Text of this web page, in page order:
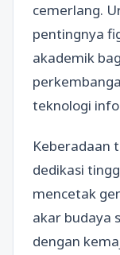
cemerlang.
pentingnya
akademik
teknologi
Keberadaan
dedikasi
mencetak
akar budaya
dengan